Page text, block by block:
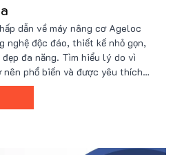
dẫn về máy nâng cơ Ageloc
nghệ độc đáo, thiết kế nhỏ gọn,
đa năng. Tìm hiểu lý do vì
nên phổ biến và được yêu thích,
biệt chỉ có tại Nu88.